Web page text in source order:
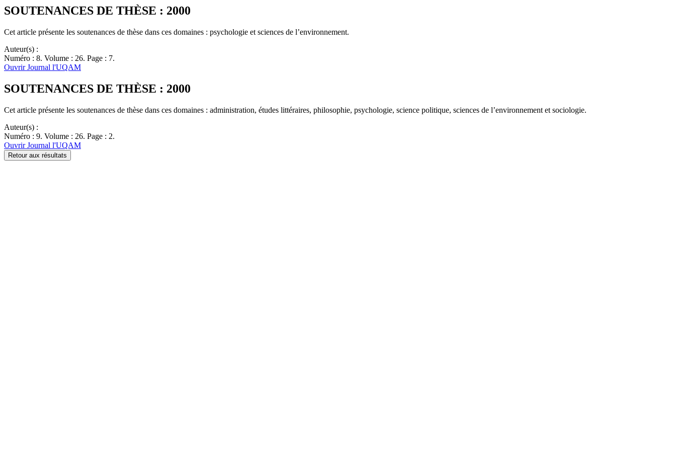
SOUTENANCES DE THÈSE : 2000
Cet article présente les soutenances de thèse dans ces domaines : psychologie et sciences de l’environnement.
Auteur(s) :
Numéro : 8. Volume : 26. Page : 7.
Ouvrir Journal l'UQAM
SOUTENANCES DE THÈSE : 2000
Cet article présente les soutenances de thèse dans ces domaines : administration, études littéraires, philosophie, psychologie, science politique, sciences de l’environnement et sociologie.
Auteur(s) :
Numéro : 9. Volume : 26. Page : 2.
Ouvrir Journal l'UQAM
Retour aux résultats